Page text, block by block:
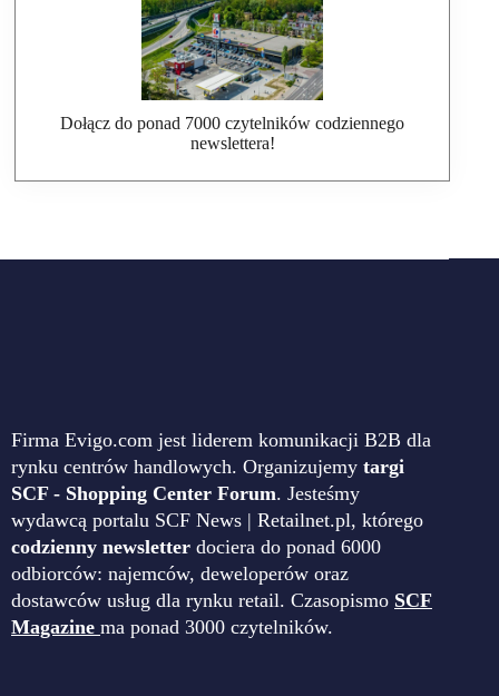
Dołącz do ponad 7000 czytelników codziennego
newslettera!
Firma Evigo.com jest liderem komunikacji B2B dla
rynku centrów handlowych. Organizujemy targi
SCF - Shopping Center Forum. Jesteśmy
wydawcą portalu SCF News | Retailnet.pl, którego
codzienny newsletter dociera do ponad 6000
odbiorców: najemców, deweloperów oraz
dostawców usług dla rynku retail. Czasopismo SCF
Magazine ma ponad 3000 czytelników.